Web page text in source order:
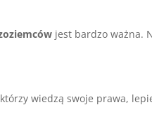
jest bardzo ważna.
wiedzą swoje prawa,